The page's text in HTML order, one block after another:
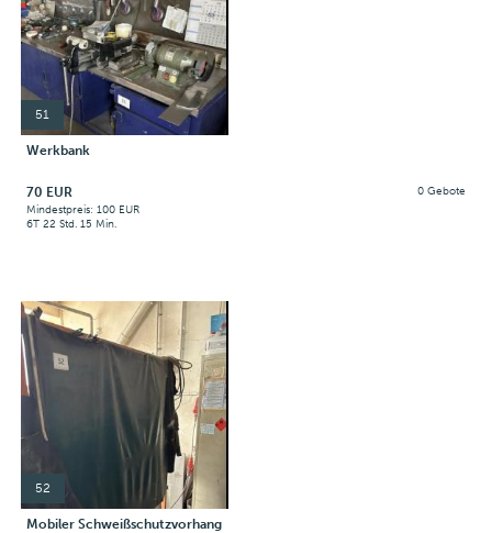
51
Werkbank
70 EUR
0 Gebote
Mindestpreis: 100 EUR
6T 22 Std. 15 Min.
52
Mobiler Schweißschutzvorhang